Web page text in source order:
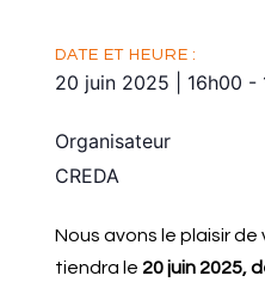
DATE ET HEURE :
20 juin 2025 16h00 -
Organisateur
CREDA
Nous avons le plaisir de
tiendra le 20 juin 2025,